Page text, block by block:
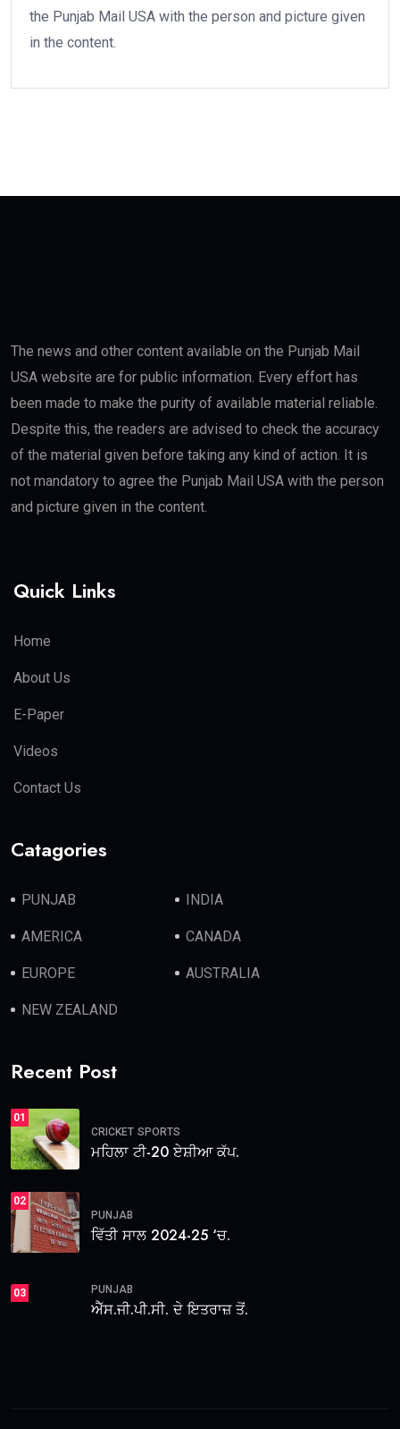
the Punjab Mail USA with the person and picture given
in the content.
The news and other content available on the Punjab Mail
USA website are for public information. Every effort has
been made to make the purity of available material reliable.
Despite this, the readers are advised to check the accuracy
of the material given before taking any kind of action. It is
not mandatory to agree the Punjab Mail USA with the person
and picture given in the content.
Quick Links
Home
About Us
E-Paper
Videos
Contact Us
Catagories
PUNJAB INDIA
AMERICA CANADA
EUROPE AUSTRALIA
NEW ZEALAND
Recent Post
01
CRICKET SPORTS
ਮਹਿਲਾ ਟੀ-20 ਏਸ਼ੀਆ ਕੱਪ.
02
PUNJAB
ਵਿੱਤੀ ਸਾਲ 2024-25 ‘ਚ.
03 PUNJAB
ਐੱਸ.ਜੀ.ਪੀ.ਸੀ. ਦੇ ਇਤਰਾਜ਼ ਤੋਂ.